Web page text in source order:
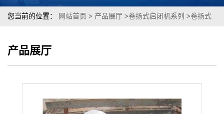
您当前的位置： 网站首页 > 产品展厅 >卷扬式启闭机系列 >卷扬式
产品展厅